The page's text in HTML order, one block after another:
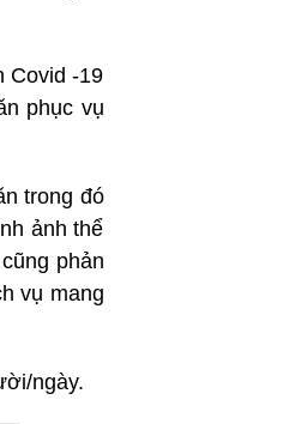
Covid -19
phục vụ
trong đó
ảnh thể
phản
vụ mang
ngày.